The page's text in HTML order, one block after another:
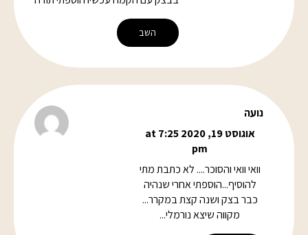
השב
נועה
אוגוסט 19, 2020 at 7:25
pm
וואי וואי והסוכר.... לא כתבת מתי
להוסיף...הוספתי אחרי שנהיה
כבר בצק ושנה קצת במקרר...
מקווה שיצא נורמלי...